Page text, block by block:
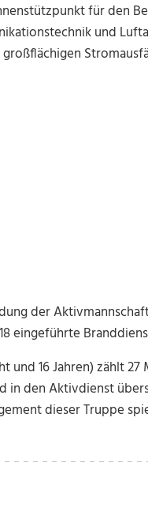
für den
und
der
eingeführte
und 16 Jahren) zählt
in den Aktivdienst
dieser Truppe